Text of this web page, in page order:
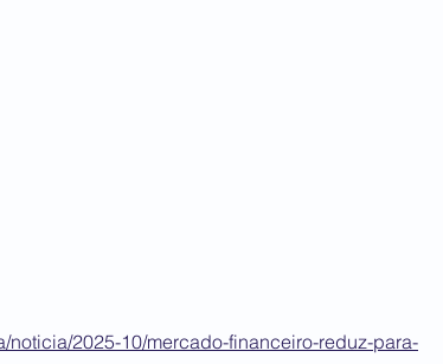
2025-10/mercado-financeiro-reduz-para-